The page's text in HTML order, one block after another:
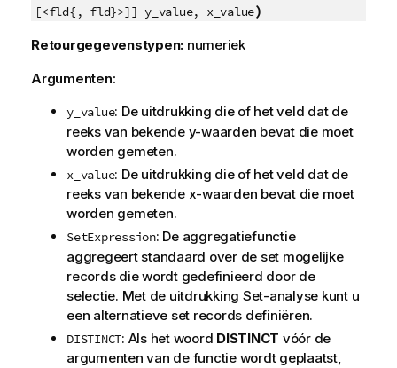
[<fld{, fld}>]] y_value, x_value)
Retourgegevenstypen: numeriek
Argumenten:
y_value: De uitdrukking die of het veld dat de
reeks van bekende y-waarden bevat die moet
worden gemeten.
x_value: De uitdrukking die of het veld dat de
reeks van bekende x-waarden bevat die moet
worden gemeten.
SetExpression: De aggregatiefunctie
aggregeert standaard over de set mogelijke
records die wordt gedefinieerd door de
selectie. Met de uitdrukking Set-analyse kunt u
een alternatieve set records definiëren.
DISTINCT: Als het woord DISTINCT vóór de
argumenten van de functie wordt geplaatst,